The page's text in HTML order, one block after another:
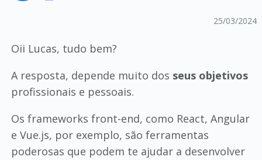
25/03/2024
Oii Lucas, tudo bem?
A resposta, depende muito dos seus objetivos
profissionais e pessoais.
Os frameworks front-end, como React, Angular
e Vue.js, por exemplo, são ferramentas
poderosas que podem te ajudar a desenvolver